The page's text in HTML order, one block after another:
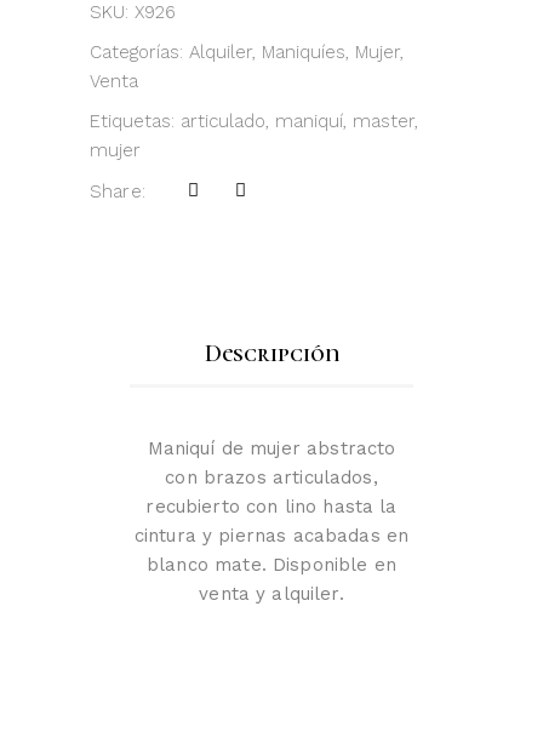
SKU: X926
Categorías: Alquiler, Maniquíes, Mujer,
Venta
Etiquetas: articulado, maniquí, master,
mujer
Share:
Descripción
Maniquí de mujer abstracto
con brazos articulados,
recubierto con lino hasta la
cintura y piernas acabadas en
blanco mate. Disponible en
venta y alquiler.